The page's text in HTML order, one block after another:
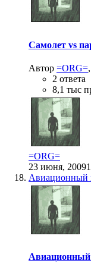
Самолет vs
Автор =ORG=,
2 ответа
8,1 тыс
=ORG=
23 июня, 2009
Авиационный
Авиационный